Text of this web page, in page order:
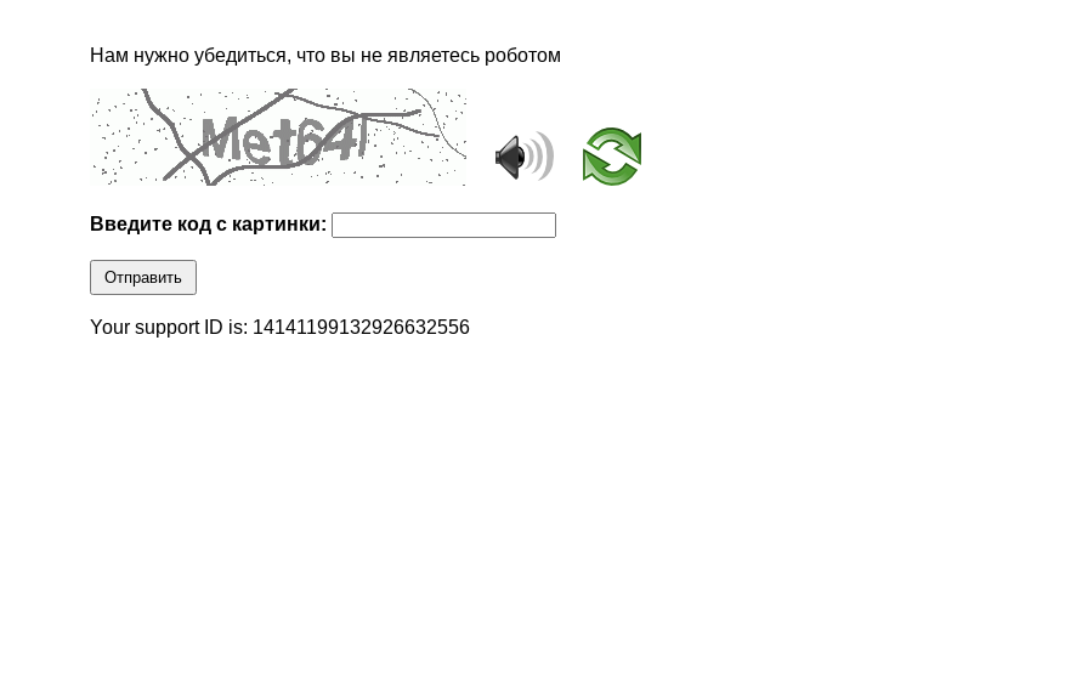
Нам нужно убедиться, что вы не являетесь роботом
Введите код с картинки:
Отправить
Your support ID is: 14141199132926632556